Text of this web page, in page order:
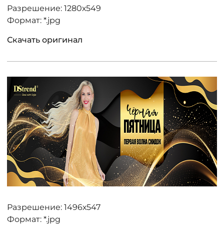
Разрешение: 1280х549
Формат: *.jpg
Скачать оригинал
Разрешение: 1496х547
Формат: *.jpg